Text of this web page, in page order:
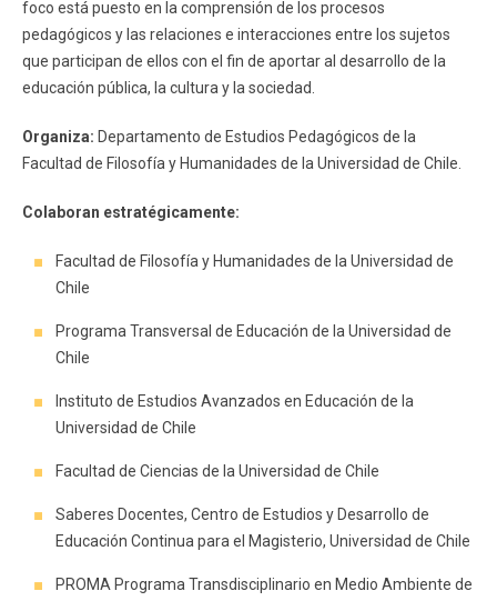
foco está puesto en la comprensión de los procesos
pedagógicos y las relaciones e interacciones entre los sujetos
que participan de ellos con el fin de aportar al desarrollo de la
educación pública, la cultura y la sociedad.
Organiza: Departamento de Estudios Pedagógicos de la
Facultad de Filosofía y Humanidades de la Universidad de Chile.
Colaboran estratégicamente:
Facultad de Filosofía y Humanidades de la Universidad de
Chile
Programa Transversal de Educación de la Universidad de
Chile
Instituto de Estudios Avanzados en Educación de la
Universidad de Chile
Facultad de Ciencias de la Universidad de Chile
Saberes Docentes, Centro de Estudios y Desarrollo de
Educación Continua para el Magisterio, Universidad de Chile
PROMA Programa Transdisciplinario en Medio Ambiente de